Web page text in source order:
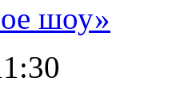
шоу»